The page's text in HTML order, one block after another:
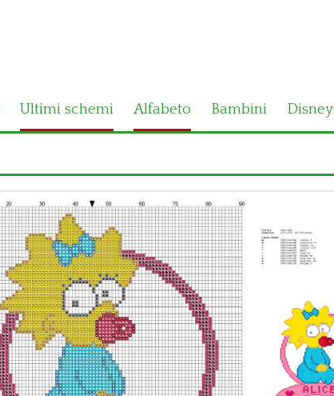
Ultimi schemi Alfabeto Bambini Disney